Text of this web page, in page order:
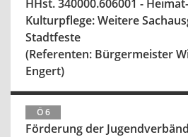
HHst. 340000.606001 -
Kulturpflege: Weitere
Stadtfeste
(Referenten: Bürgermeister
Engert)
Ö 6
Förderung der